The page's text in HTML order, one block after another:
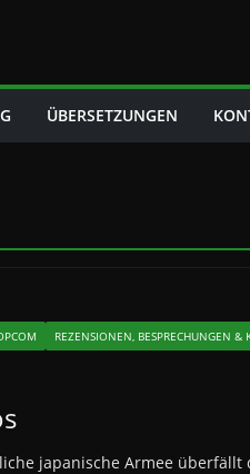
ÜBERSETZUNGEN
REZENSIONEN, BESPRECHUNGEN &
japanische Armee